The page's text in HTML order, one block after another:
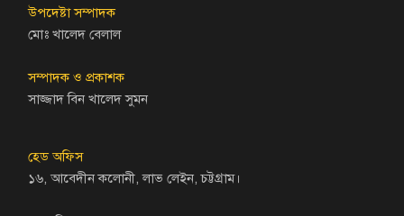
উপদেষ্টা সম্পাদক
মোঃ খালেদ বেলাল
সম্পাদক ও প্রকাশক
সাজ্জাদ বিন খালেদ সুমন
হেড অফিস
১৬, আবেদীন কলোনী, লাভ লেইন, চট্টগ্রাম।